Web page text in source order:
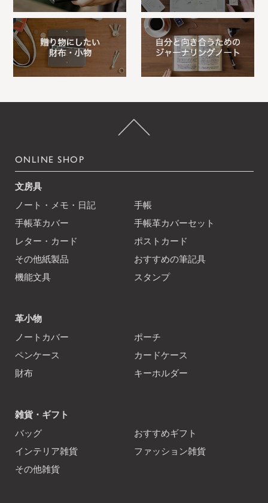
ONLINE SHOP
文房具
ノート・メモ・日記
手帳
手帳革カバー
手帳革カバーセット
レター・カード
ポストカード
その他紙製品
おすすめの筆記具
機能文具
スタンプ
革小物
ノートカバー
ポーチ
ペンケース
カードケース
財布
キーホルダー
雑貨・ギフト
バッグ
おすすめギフト
インテリア雑貨
ファッション雑貨
その他雑貨